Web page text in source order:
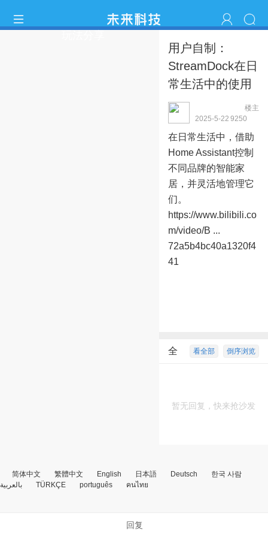
用户自制：
StreamDock在日
常生活中的使用
楼主
streamdockhjf
9250
2025-5-22
在日常生活中，借助
Home Assistant控制
不同品牌的智能家
居，并灵活地管理它
们。
https://www.bilibili.co
m/video/B ...
72a5b4bc40a1320f4
41
倒序浏览
看全部
全
暂无回复，快来抢沙发
回复
简体中文 繁體中文 English 日本語 Deutsch
한국 사람
بالعربية
TÜRKÇE português คนไทย